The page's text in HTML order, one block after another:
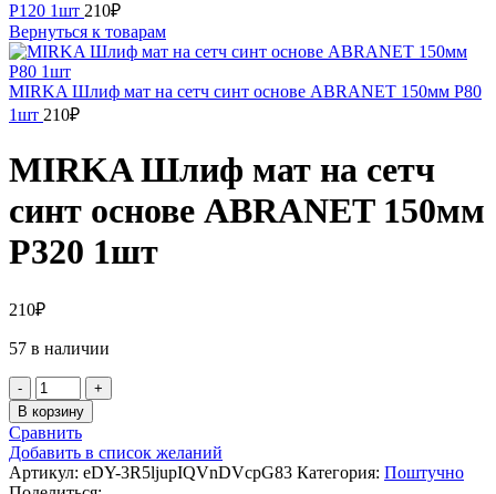
Р120 1шт 210₽
Вернуться к товарам
MIRKA Шлиф мат на сетч синт основе ABRANET 150мм Р80
1шт 210₽
MIRKA Шлиф мат на сетч
синт основе ABRANET 150мм
Р320 1шт
210₽
57 в наличии
Количество
товара
MIRKA
Шлиф
мат
на
В корзину
Сравнить
Добавить в список желаний
Артикул: eDY-3R5ljupIQVnDVcpG83 Категория: Поштучно